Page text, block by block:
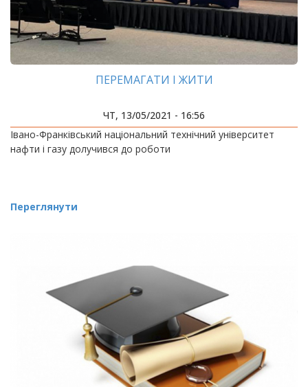
ПЕРЕМАГАТИ І ЖИТИ
ЧТ, 13/05/2021 - 16:56
Івано-Франківський національний технічний університет
нафти і газу долучився до роботи
Переглянути